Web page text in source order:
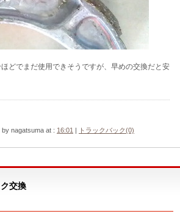
どでまだ使用できそうですが、早めの交換だと安
by nagatsuma at : 16:01 | トラックバック(0)
交換